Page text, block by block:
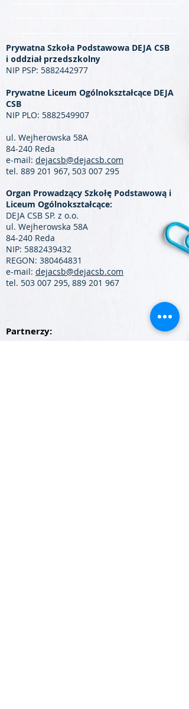
Prywatna Szkoła Podstawowa DEJA CSB
i oddział przedszkolny
NIP PSP: 5882442977
Prywatne Liceum Ogólnokształcące DEJA
CSB
NIP PLO: 5882549907
ul. Wejherowska 58A
84-240 Reda
e-mail: dejacsb@dejacsb.com
tel. 889 201 967, 503 007 295
Organ Prowadzący Szkołę Podstawową i
Liceum Ogólnokształcące:
DEJA CSB SP. z o.o.
ul. Wejherowska 58A
84-240 Reda
NIP: 5882439432
REGON: 380464831
e-mail: dejacsb@dejacsb.com
tel. 503 007 295, 889 201 967
Partnerzy: